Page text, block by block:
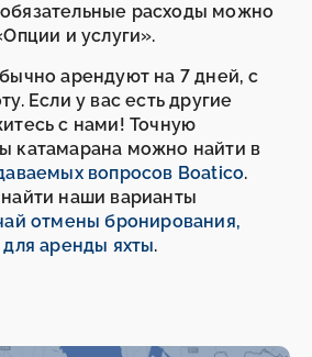
расходы можно
и услуги».
арендуют на 7 дней, с
Если у вас есть другие
с нами! Точную
катамарана можно найти в
вопросов Boatico.
наши варианты
отмены бронирования,
аренды яхты.